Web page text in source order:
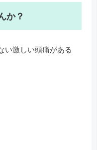
か？
い激しい頭痛がある